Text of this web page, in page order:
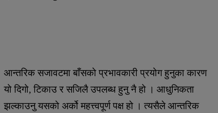
आन्तरिक सजावटमा बाँसको प्रभावकारी प्रयोग हुनुका कारण
यो दिगो, टिकाउ र सजिलै उपलब्ध हुनु नै हो । आधुनिकता
झल्काउनु यसको अर्को महत्त्वपूर्ण पक्ष हो । त्यसैले आन्तरिक